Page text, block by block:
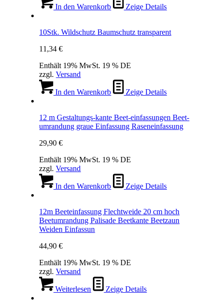
In den Warenkorb Zeige Details
10Stk. Wildschutz Baumschutz transparent
11,34€
Enthält 19% MwSt. 19 % DE
zzgl.Versand
In den Warenkorb Zeige Details
12 m Gestaltungs-kante Beet-einfassungen Beet-
umrandung graue Einfassung Raseneinfassung
29,90€
Enthält 19% MwSt. 19 % DE
zzgl.Versand
In den Warenkorb Zeige Details
12m Beeteinfassung Flechtweide 20 cm hoch
Beetumrandung Palisade Beetkante Beetzaun
Weiden Einfassun
44,90€
Enthält 19% MwSt. 19 % DE
zzgl.Versand
Weiterlesen Zeige Details